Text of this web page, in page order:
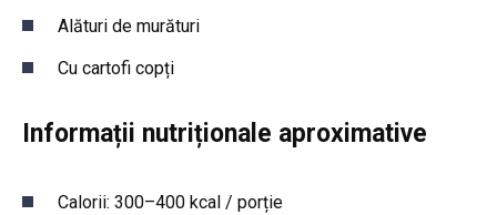
Alături de murături
Cu cartofi copți
Informații nutriționale aproximative
Calorii: 300–400 kcal / porție